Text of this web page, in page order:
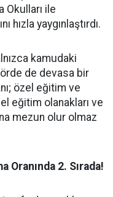
Okulları ile
hızla yaygınlaştırdı.
kamudaki
de devasa bir
özel eğitim ve
eğitim olanakları ve
mezun olur olmaz
Oranında 2. Sırada!